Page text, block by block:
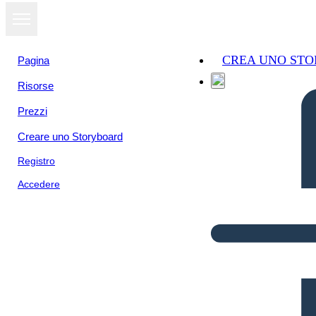
Pagina
Risorse
Prezzi
Creare uno Storyboard
Registro
Accedere
CREA UNO